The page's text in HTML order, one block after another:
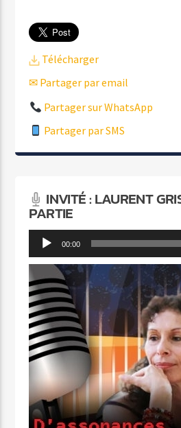
Télécharger
✉ Partager par email
Partager sur WhatsApp
Partager par SMS
INVITÉ : LAURENT
PARTIE
Lecteur
audio
00:00